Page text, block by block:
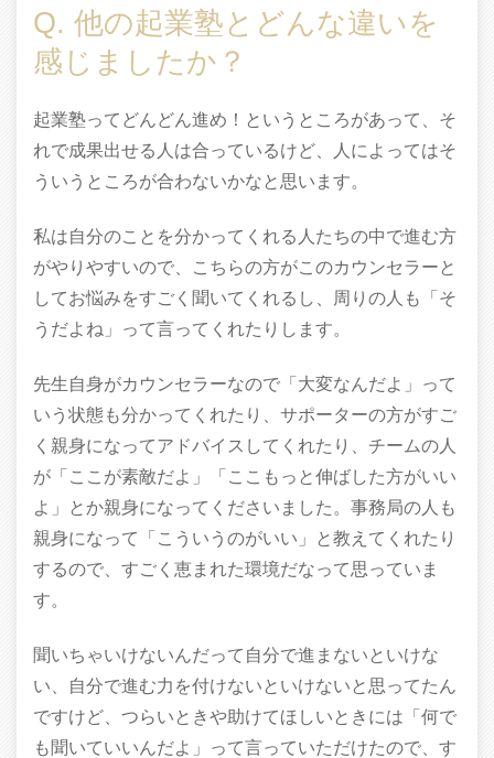
Q. 他の起業塾とどんな違いを
感じましたか？
起業塾ってどんどん進め！というところがあって、そ
れで成果出せる人は合っているけど、人によってはそ
ういうところが合わないかなと思います。
私は自分のことを分かってくれる人たちの中で進む方
がやりやすいので、こちらの方がこのカウンセラーと
してお悩みをすごく聞いてくれるし、周りの人も「そ
うだよね」って言ってくれたりします。
先生自身がカウンセラーなので「大変なんだよ」って
いう状態も分かってくれたり、サポーターの方がすご
く親身になってアドバイスしてくれたり、チームの人
が「ここが素敵だよ」「ここもっと伸ばした方がいい
よ」とか親身になってくださいました。事務局の人も
親身になって「こういうのがいい」と教えてくれたり
するので、すごく恵まれた環境だなって思っていま
す。
聞いちゃいけないんだって自分で進まないといけな
い、自分で進む力を付けないといけないと思ってたん
ですけど、つらいときや助けてほしいときには「何で
も聞いていいんだよ」って言っていただけたので、す